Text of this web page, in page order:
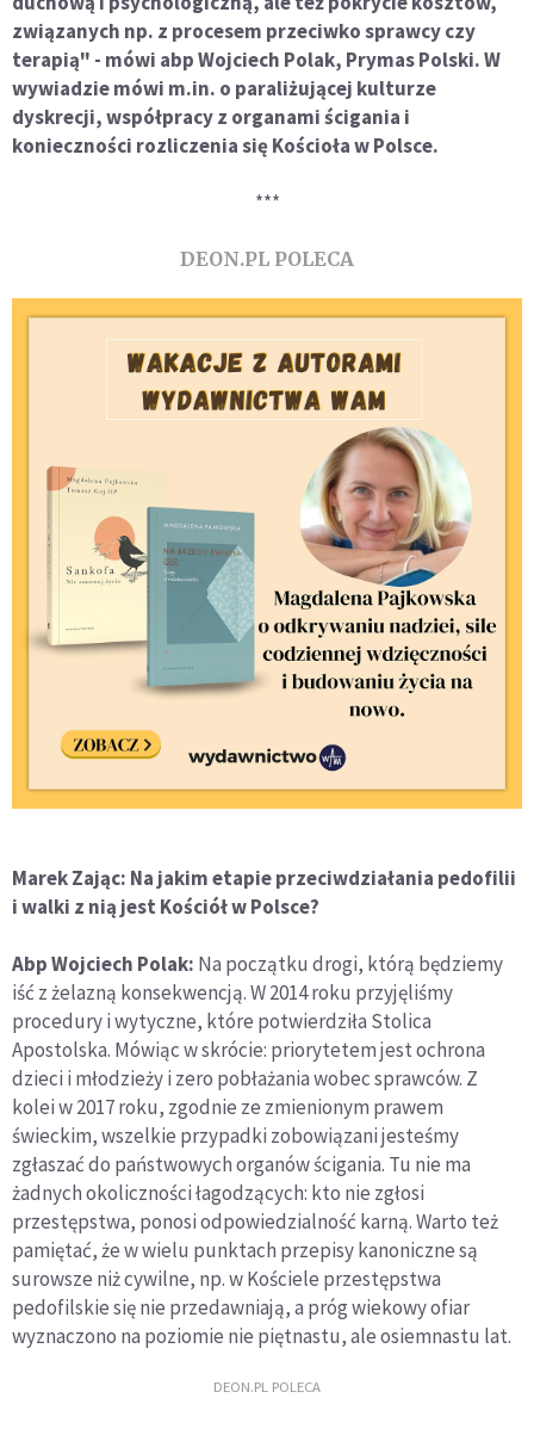
związanych np. z procesem przeciwko sprawcy czy
terapią" - mówi abp Wojciech Polak, Prymas Polski. W
wywiadzie mówi m.in. o paraliżującej kulturze
dyskrecji, współpracy z organami ścigania i
konieczności rozliczenia się Kościoła w Polsce.
***
DEON.PL POLECA
Marek Zając: Na jakim etapie przeciwdziałania pedofilii
i walki z nią jest Kościół w Polsce?
Abp Wojciech Polak: Na początku drogi, którą będziemy
iść z żelazną konsekwencją. W 2014 roku przyjęliśmy
procedury i wytyczne, które potwierdziła Stolica
Apostolska. Mówiąc w skrócie: priorytetem jest ochrona
dzieci i młodzieży i zero pobłażania wobec sprawców. Z
kolei w 2017 roku, zgodnie ze zmienionym prawem
świeckim, wszelkie przypadki zobowiązani jesteśmy
zgłaszać do państwowych organów ścigania. Tu nie ma
żadnych okoliczności łagodzących: kto nie zgłosi
przestępstwa, ponosi odpowiedzialność karną. Warto też
pamiętać, że w wielu punktach przepisy kanoniczne są
surowsze niż cywilne, np. w Kościele przestępstwa
pedofilskie się nie przedawniają, a próg wiekowy ofiar
wyznaczono na poziomie nie piętnastu, ale osiemnastu lat.
DEON.PL POLECA